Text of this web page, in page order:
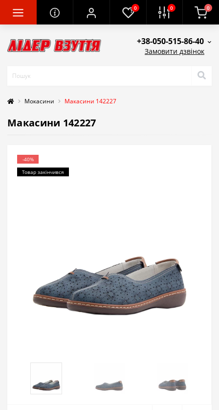
0 0 0
+38-050-515-86-40
Замовити дзвінок
Мокасини Макасини 142227
Макасини 142227
-40%
Товар закінчився